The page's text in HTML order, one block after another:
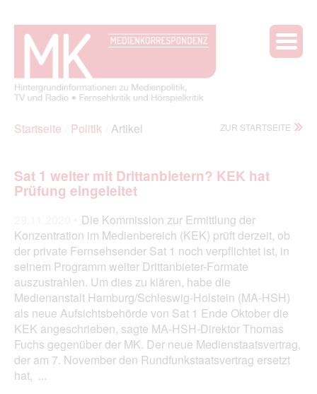
Startseite Politik Artikel ZUR STARTSEITE
Sat 1 weiter mit Drittanbietern? KEK hat
Prüfung eingeleitet
Die Kommission zur Ermittlung der
Konzentration im Medienbereich (KEK) prüft derzeit, ob
der private Fernsehsender Sat 1 noch verpflichtet ist, in
seinem Programm weiter Drittanbieter-Formate
auszustrahlen. Um dies zu klären, habe die
Medienanstalt Hamburg/Schleswig-Holstein (MA-HSH)
als neue Aufsichtsbehörde von Sat 1 Ende Oktober die
KEK angeschrieben, sagte MA-HSH-Direktor Thomas
Fuchs gegenüber der MK. Der neue Medienstaatsvertrag,
der am 7. November den Rundfunkstaatsvertrag ersetzt
hat, ...